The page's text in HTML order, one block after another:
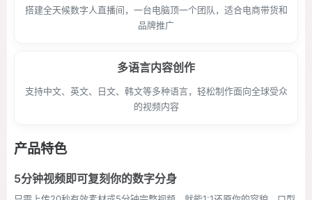
搭建全天候数字人直播间，一台电脑顶一个团队，适合电商带货和
品牌推广
多语言内容创作
支持中文、英文、日文、韩文等多种语言，轻松制作面向全球受众
的视频内容
产品特色
5分钟视频即可复刻你的数字分身